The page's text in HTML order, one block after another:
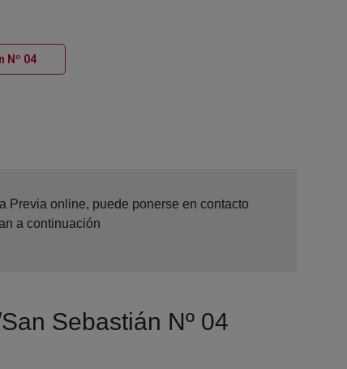
Nº 04
Previa online, puede ponerse en contacto
a continuación
Sebastián Nº 04